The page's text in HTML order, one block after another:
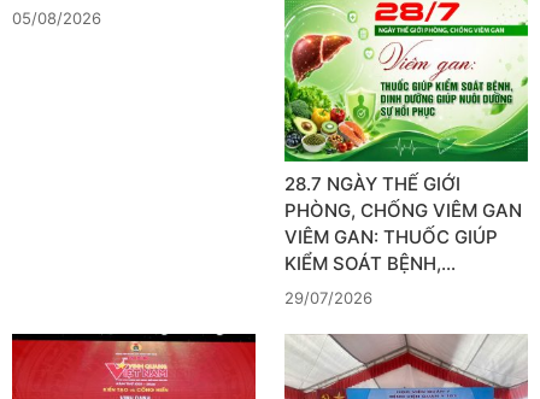
05/08/2026
28.7 NGÀY THẾ GIỚI
PHÒNG, CHỐNG VIÊM GAN
VIÊM GAN: THUỐC GIÚP
KIỂM SOÁT BỆNH,…
29/07/2026